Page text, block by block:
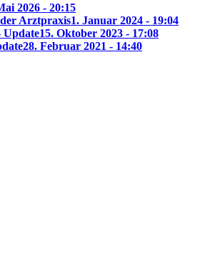
2026 - 20:15
Arztpraxis1. Januar 2024 - 19:04
Update15. Oktober 2023 - 17:08
28. Februar 2021 - 14:40